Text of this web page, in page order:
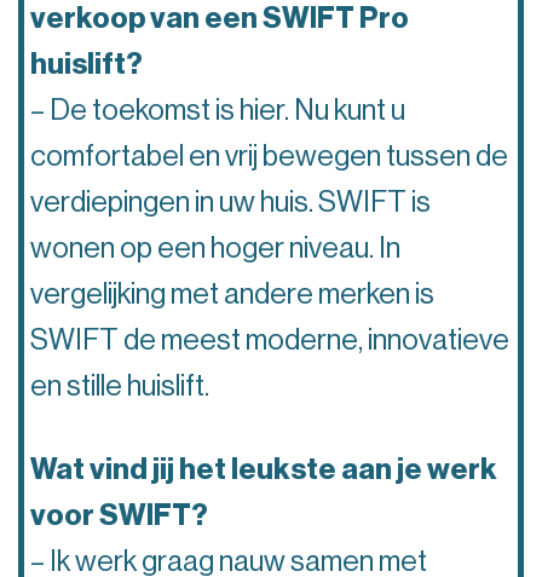
verkoop van een SWIFT Pro
huislift?
– De toekomst is hier. Nu kunt u
comfortabel en vrij bewegen tussen de
verdiepingen in uw huis. SWIFT is
wonen op een hoger niveau. In
vergelijking met andere merken is
SWIFT de meest moderne, innovatieve
en stille huislift.
Wat vind jij het leukste aan je werk
voor SWIFT?
– Ik werk graag nauw samen met